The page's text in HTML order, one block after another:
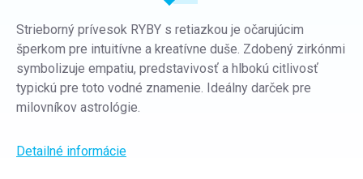
Strieborný prívesok RYBY s retiazkou je očarujúcim
šperkom pre intuitívne a kreatívne duše. Zdobený zirkónmi
symbolizuje empatiu, predstavivosť a hlbokú citlivosť
typickú pre toto vodné znamenie. Ideálny darček pre
milovníkov astrológie.
Detailné informácie